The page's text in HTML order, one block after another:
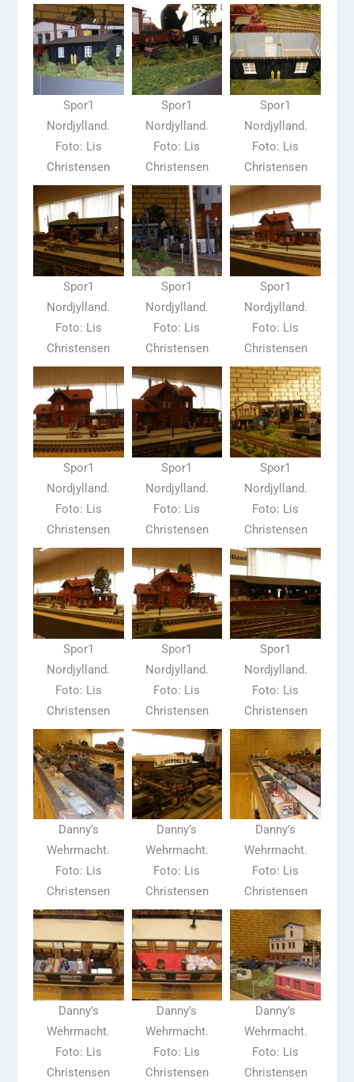
Spor1
Nordjylland.
Foto: Lis
Christensen
Spor1
Nordjylland.
Foto: Lis
Christensen
Spor1
Nordjylland.
Foto: Lis
Christensen
Spor1
Nordjylland.
Foto: Lis
Christensen
Spor1
Nordjylland.
Foto: Lis
Christensen
Spor1
Nordjylland.
Foto: Lis
Christensen
Spor1
Nordjylland.
Foto: Lis
Christensen
Spor1
Nordjylland.
Foto: Lis
Christensen
Spor1
Nordjylland.
Foto: Lis
Christensen
Spor1
Nordjylland.
Foto: Lis
Christensen
Spor1
Nordjylland.
Foto: Lis
Christensen
Spor1
Nordjylland.
Foto: Lis
Christensen
Danny’s
Wehrmacht.
Foto: Lis
Christensen
Danny’s
Wehrmacht.
Foto: Lis
Christensen
Danny’s
Wehrmacht.
Foto: Lis
Christensen
Danny’s
Wehrmacht.
Foto: Lis
Christensen
Danny’s
Wehrmacht.
Foto: Lis
Christensen
Danny’s
Wehrmacht.
Foto: Lis
Christensen